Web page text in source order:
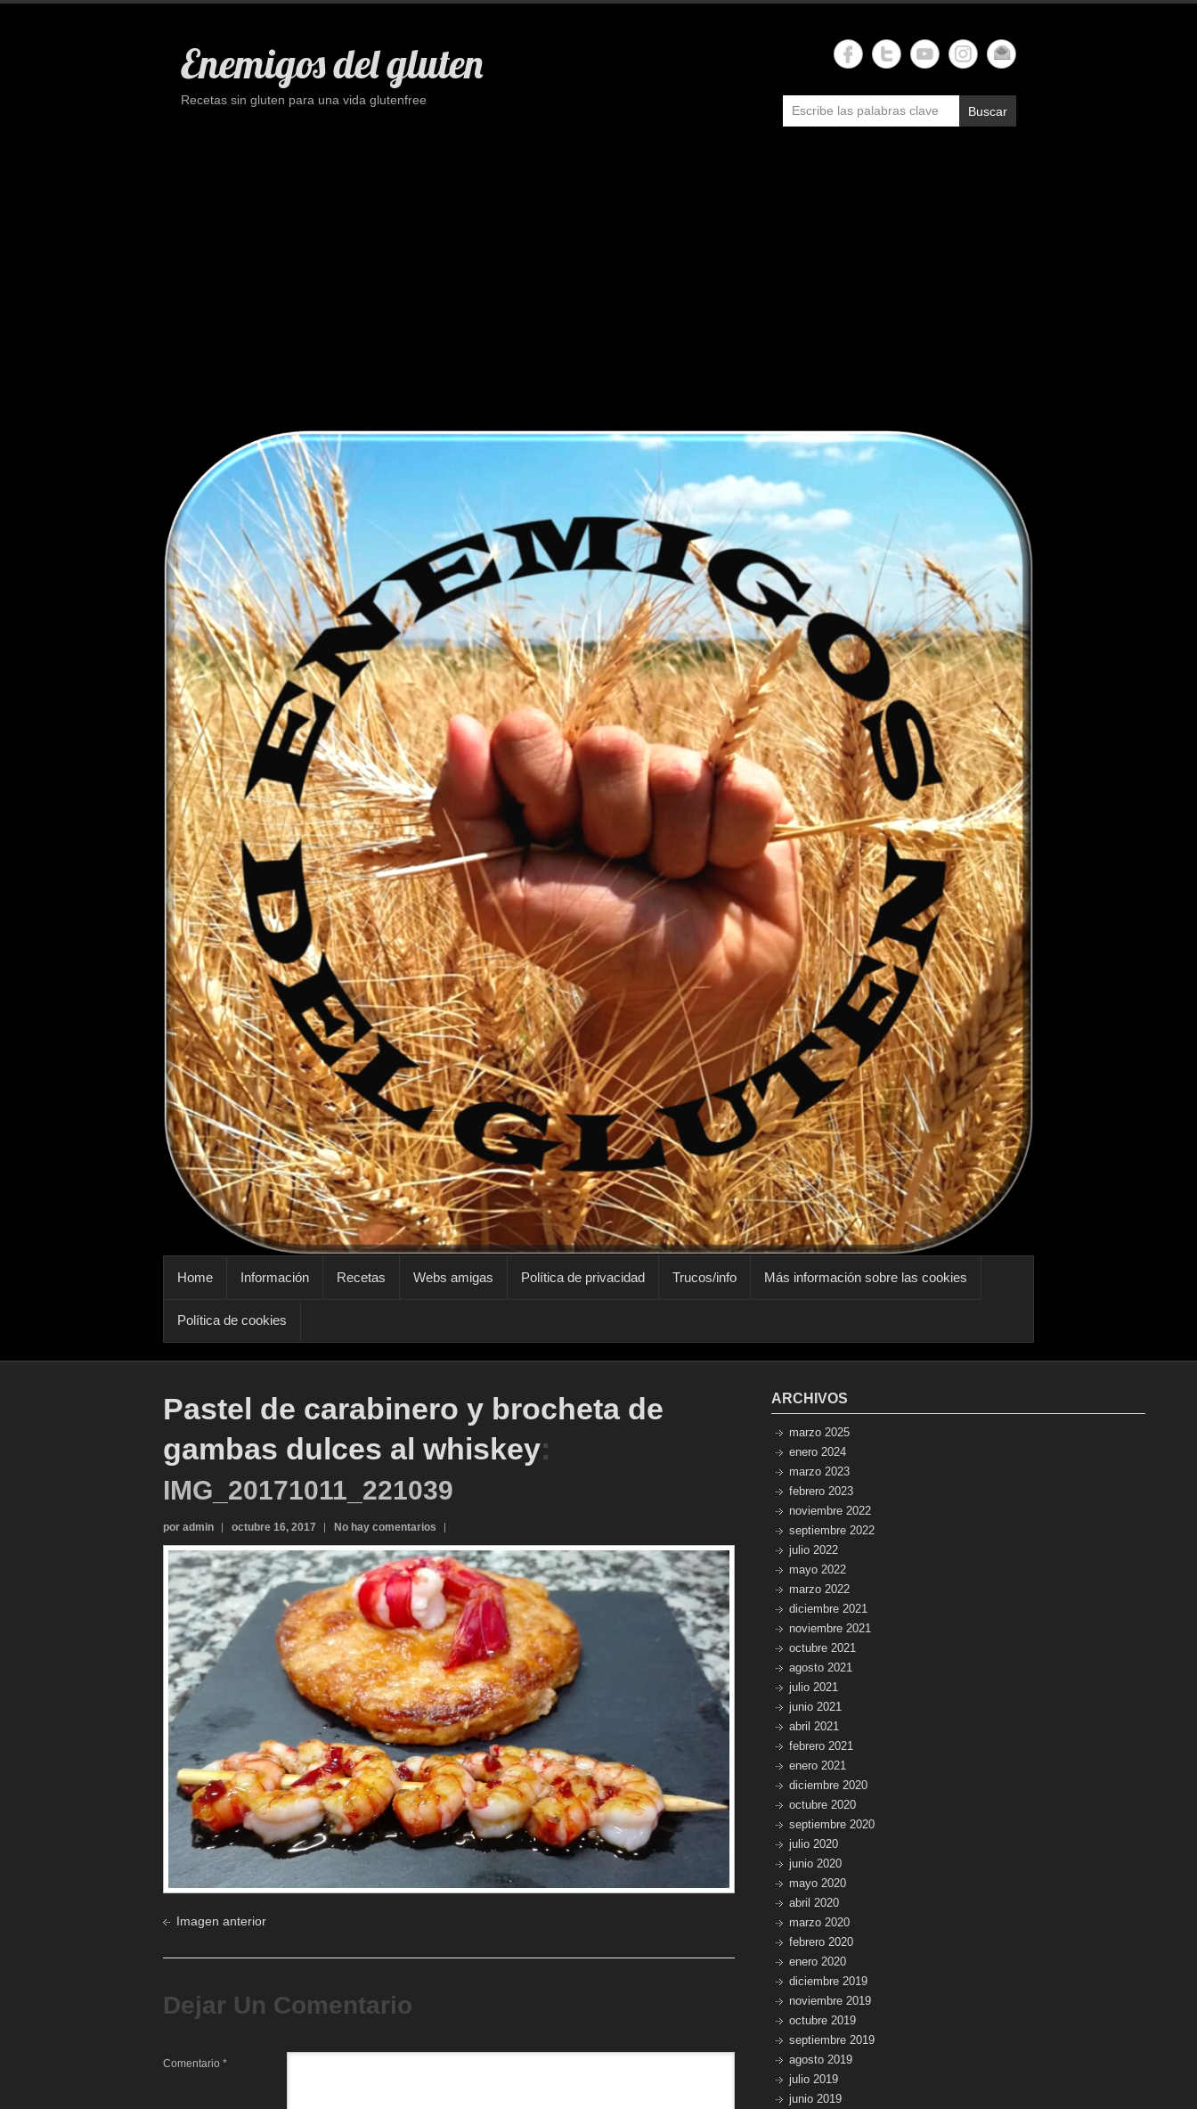
Enemigos del gluten
Recetas sin gluten para una vida glutenfree
Buscar
MENÚ PRINCIPAL
Home Información Recetas Webs amigas Política de privacidad Trucos/info Más información sobre las cookies
Política de cookies
Pastel de carabinero y brocheta de
gambas dulces al whiskey:
IMG_20171011_221039
por admin octubre 16, 2017 No hay comentarios
Imagen anterior
Dejar Un Comentario
Comentario *
ARCHIVOS
marzo 2025
enero 2024
marzo 2023
febrero 2023
noviembre 2022
septiembre 2022
julio 2022
mayo 2022
marzo 2022
diciembre 2021
noviembre 2021
octubre 2021
agosto 2021
julio 2021
junio 2021
abril 2021
febrero 2021
enero 2021
diciembre 2020
octubre 2020
septiembre 2020
julio 2020
junio 2020
mayo 2020
abril 2020
marzo 2020
febrero 2020
enero 2020
diciembre 2019
noviembre 2019
octubre 2019
septiembre 2019
agosto 2019
julio 2019
junio 2019